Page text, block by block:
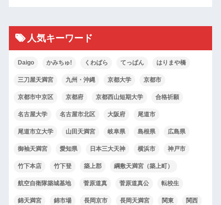
人気キーワード
Daigo かみちゅ! くわばら てっぱん はりまや橋
三刀屋天満宮 九州・沖縄 京都大学 京都市
京都市中京区 京都府 京都西山短期大学 合格祈願
名古屋大学 名古屋市北区 大阪府 尾道市
尾道市立大学 山田天満宮 岐阜県 島根県 広島県
御袖天満宮 愛知県 日本三大天神 横浜市 神戸市
竹下本店 竹下登 築上郡 綱敷天満宮（築上町）
航空自衛隊築城基地 菅原道真 菅原道真公 転校生
錦天満宮 錦市場 長岡京市 長岡天満宮 関東 関西